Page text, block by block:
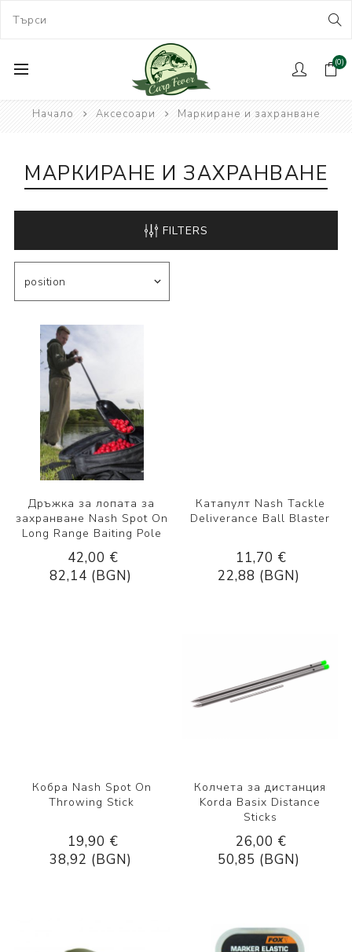
(0)
Начало Аксесоари Маркиране и захранване
МАРКИРАНЕ И ЗАХРАНВАНЕ
FILTERS
Дръжка за лопата за
захранване Nash Spot On
Long Range Baiting Pole
42,00 €
82,14 (BGN)
Катапулт Nash Tackle
Deliverance Ball Blaster
11,70 €
22,88 (BGN)
Кобра Nash Spot On
Throwing Stick
19,90 €
38,92 (BGN)
Колчета за дистанция
Korda Basix Distance
Sticks
26,00 €
50,85 (BGN)